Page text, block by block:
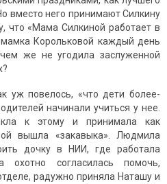
вместо него принимают Силкину
что «Мама Силкиной работает в
Корольковой каждый день
же не угодила заслуженной
уж повелось, «что дети более-
начинали учиться у нее.
к этому и принимала как
вышла «закавыка». Людмила
дочку в НИИ, где работала
согласилась помочь,
радужно приняла Наташу и